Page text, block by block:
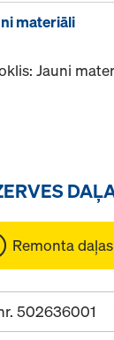
materiāli
Jauni
Remonta
502636001